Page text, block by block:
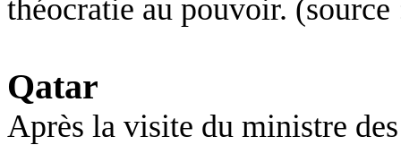
théocratie au pouvoir. (source
Qatar
Après la visite du ministre